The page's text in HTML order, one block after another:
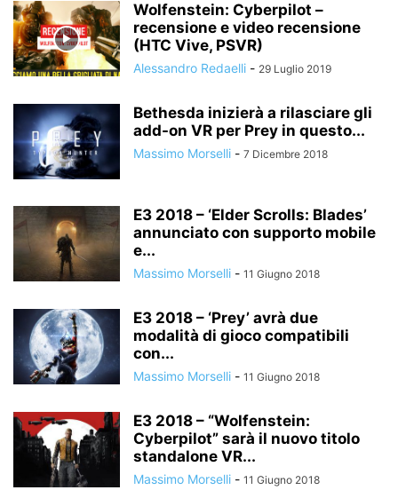
Wolfenstein: Cyberpilot –
recensione e video recensione
(HTC Vive, PSVR)
Alessandro Redaelli - 29 Luglio 2019
Bethesda inizierà a rilasciare gli
add-on VR per Prey in questo...
Massimo Morselli - 7 Dicembre 2018
E3 2018 – ‘Elder Scrolls: Blades’
annunciato con supporto mobile
e...
Massimo Morselli - 11 Giugno 2018
E3 2018 – ‘Prey’ avrà due
modalità di gioco compatibili
con...
Massimo Morselli - 11 Giugno 2018
E3 2018 – “Wolfenstein:
Cyberpilot” sarà il nuovo titolo
standalone VR...
Massimo Morselli - 11 Giugno 2018